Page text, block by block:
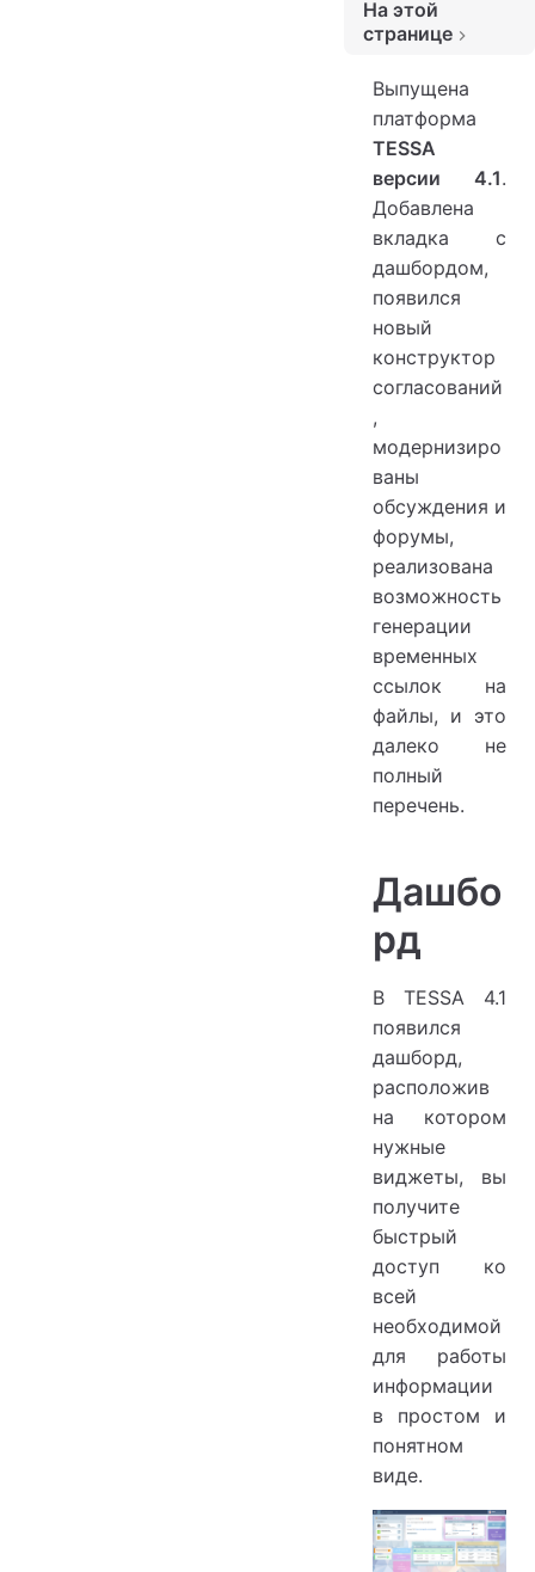
На этой
странице
Виджет “Заметки”
Выпущена
платформа
TESSA
версии 4.1.
Добавлена
вкладка с
дашбордом,
появился
новый
конструктор
согласований
,
модернизиро
ваны
обсуждения и
форумы,
реализована
возможность
генерации
временных
ссылок на
файлы, и это
далеко не
полный
перечень.
Дашбо
рд
В TESSA 4.1
появился
дашборд,
расположив
на котором
нужные
виджеты, вы
получите
быстрый
доступ ко
всей
необходимой
для работы
информации
в простом и
понятном
виде.